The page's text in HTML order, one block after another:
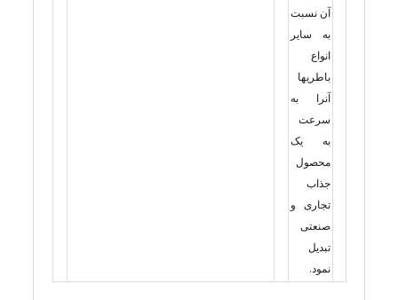
آن نسبت
به سایر
انواع
باطریها
آنرا به
سرعت
به یک
محصول
جذاب
تجاری و
صنعتی
تبدیل
نمود.